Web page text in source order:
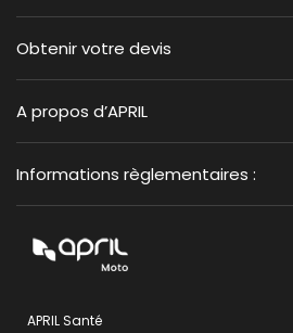
Obtenir votre devis
A propos d’APRIL
Informations règlementaires :
APRIL Santé